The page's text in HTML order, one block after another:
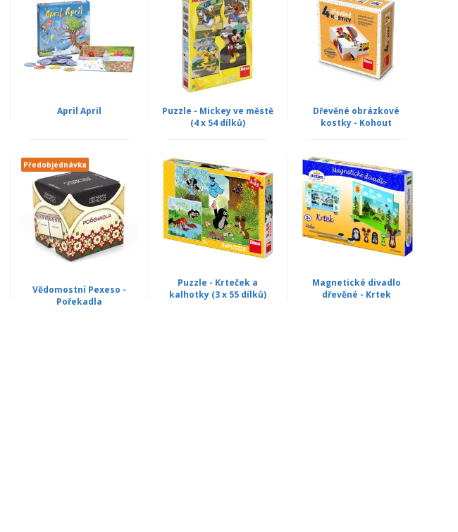
April April
Puzzle - Mickey ve městě
(4 x 54 dílků)
Dřevěné obrázkové
kostky - Kohout
Předobjednávka
Vědomostní Pexeso -
Pořekadla
Puzzle - Krteček a
kalhotky (3 x 55 dílků)
Magnetické divadlo
dřevěné - Krtek